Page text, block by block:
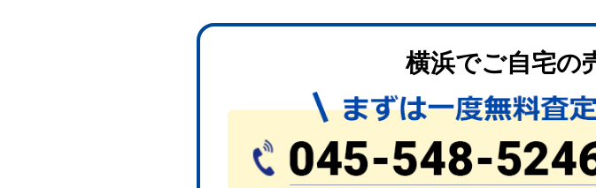
することが可能です。
また市場相場より住宅ローンの方が多い場合でも売却が可能です。
市場相場 ＜ 住宅ローン
市場相場2,500万円 ＜ 住宅ローン2,800万円
横浜でご自宅の